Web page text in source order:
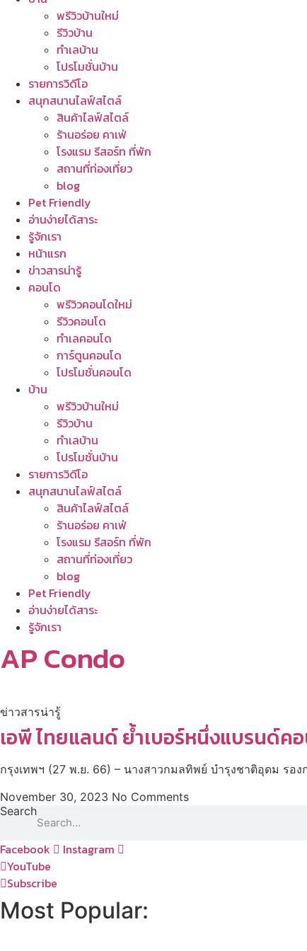
พรีวิวบ้านใหม่
รีวิวบ้าน
ทำเลบ้าน
โปรโมชั่นบ้าน
รายการวิดีโอ
สนุกสนานไลฟ์สไตล์
สินค้าไลฟ์สไตล์
ร้านอร่อย คาเฟ่
โรงแรม รีสอร์ท ที่พัก
สถานที่ท่องเที่ยว
blog
Pet Friendly
อ่านง่ายได้สาระ
รู้จักเรา
หน้าแรก
ข่าวสารน่ารู้
คอนโด
พรีวิวคอนโดใหม่
รีวิวคอนโด
ทำเลคอนโด
การ์ตูนคอนโด
โปรโมชั่นคอนโด
บ้าน
พรีวิวบ้านใหม่
รีวิวบ้าน
ทำเลบ้าน
โปรโมชั่นบ้าน
รายการวิดีโอ
สนุกสนานไลฟ์สไตล์
สินค้าไลฟ์สไตล์
ร้านอร่อย คาเฟ่
โรงแรม รีสอร์ท ที่พัก
สถานที่ท่องเที่ยว
blog
Pet Friendly
อ่านง่ายได้สาระ
รู้จักเรา
AP Condo
ข่าวสารน่ารู้
เอพี ไทยแลนด์ ย้ำเบอร์หนึ่งแบรนด์ค
กรุงเทพฯ (27 พ.ย. 66) – นางสาวกมลทิพย์ บำรุงชาติอุดม รอ
November 30, 2023 No Comments
Search
Facebook
Instagram
YouTube
Subscribe
Most Popular: